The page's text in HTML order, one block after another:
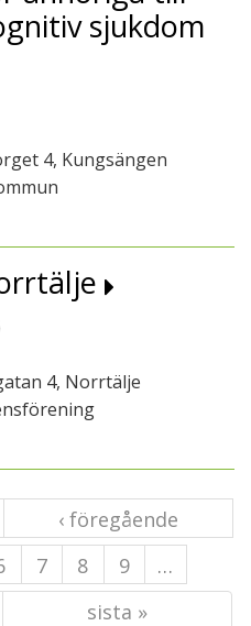
sjukdom
4, Kungsängen
4, Norrtälje
‹ föregående
7 8 9
…
sista »